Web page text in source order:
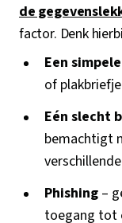
de
factor. Denk
Een
of
Eén slecht
bemachtigt
Phishing –
toegang tot